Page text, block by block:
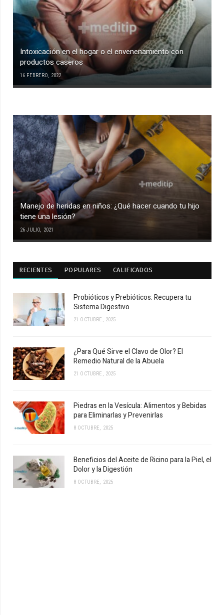
Intoxicación en el hogar o el envenenamiento con
productos caseros
16 FEBRERO, 2022
Manejo de heridas en niños: ¿Qué hacer cuando tu hijo
tiene una lesión?
26 JULIO, 2021
RECIENTES POPULARES CALIFICADOS
Probióticos y Prebióticos: Recupera tu
Sistema Digestivo
21 OCTUBRE, 2025
¿Para Qué Sirve el Clavo de Olor? El
Remedio Natural de la Abuela
21 OCTUBRE, 2025
Piedras en la Vesícula: Alimentos y Bebidas
para Eliminarlas y Prevenirlas
8 OCTUBRE, 2025
Beneficios del Aceite de Ricino para la Piel, el
Dolor y la Digestión
8 OCTUBRE, 2025